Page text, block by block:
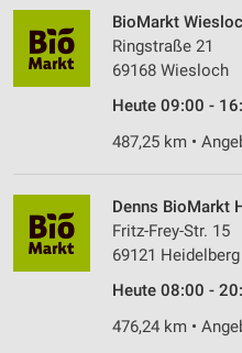
BioMarkt
Ringstraße 21
69168 Wiesloch
Heute 09:00 -
487,25 km •
Denns BioMarkt
Fritz-Frey-Str. 15
69121 Heidelberg
Heute 08:00 -
476,24 km •